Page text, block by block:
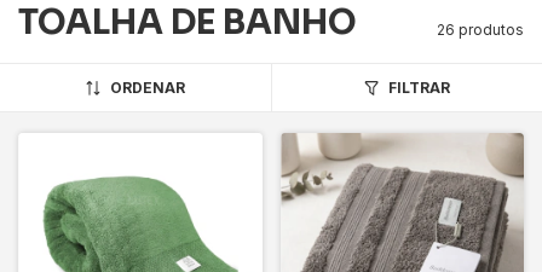
TOALHA DE BANHO 26 produtos
ORDENAR FILTRAR